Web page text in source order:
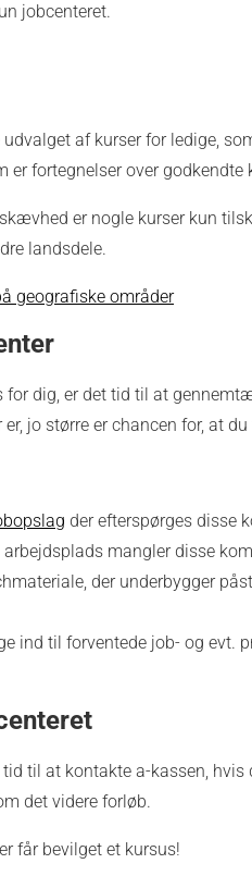
jobcenteret.
af kurser for ledige,
fortegnelser over godkendte
er nogle kurser kun
landsdele.
geografiske områder
for dig, er det tid til at
jo større er chancen for, at
der efterspørges disse
mangler disse
der underbygger
ind til forventede job- og evt.
til at kontakte a-kassen,
det videre forløb.
får bevilget et kursus!